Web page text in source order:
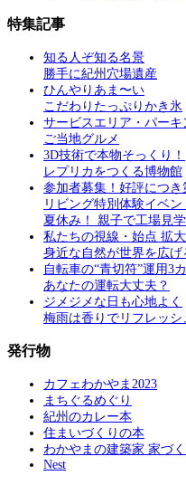
特集記事
知る人ぞ知る名景
勝手に紀州穴場遺産
ひんやりあま〜い
こだわりたっぷりかき氷
サービスエリア・パー
ご当地グルメ
3D技術で本物そっくり！
レプリカをつくる博物館
参加者募集！好評につき
リビング特別体験イベン
夏休み！ 親子で工場見学
私たちの視線・始点 拡大
身近な自然が世界を広げ
自転車の“青切符”運用3
あなたの運転大丈夫？
ジメジメな日も心地よく
梅雨は香りでリフレッシ
発行物
カフェわかやま2023
まちぐるめぐり
紀州のカレー本
住まいづくりの本
わかやまの建築家 家づ
Nest